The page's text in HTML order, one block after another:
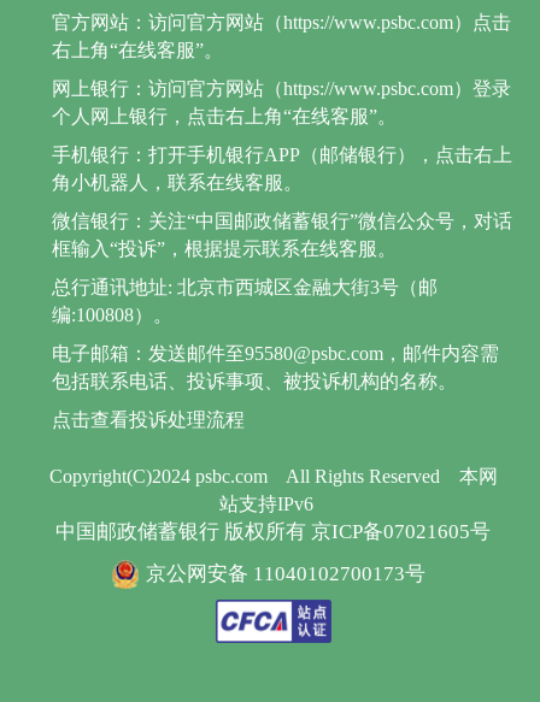
Copyright(C)2024 psbc.com All Rights Reserved
本网
站支持IPv6
中国邮政储蓄银行 版权所有 京ICP备07021605号
京公网安备 11040102700173号
官方网站：访问官方网站（https://www.psbc.com）点击
右上角“在线客服”。
网上银行：访问官方网站（https://www.psbc.com）登录
个人网上银行，点击右上角“在线客服”。
手机银行：打开手机银行APP（邮储银行），点击右上
角小机器人，联系在线客服。
微信银行：关注“中国邮政储蓄银行”微信公众号，对话
框输入“投诉”，根据提示联系在线客服。
总行通讯地址: 北京市西城区金融大街3号（邮
编:100808）。
电子邮箱：发送邮件至95580@psbc.com，邮件内容需
包括联系电话、投诉事项、被投诉机构的名称。
点击查看投诉处理流程